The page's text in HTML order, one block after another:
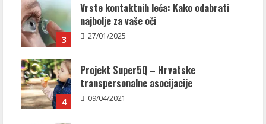
3
Vrste kontaktnih leća: Kako odabrati
najbolje za vaše oči
27/01/2025
4
Projekt Super5Q – Hrvatske
transpersonalne asocijacije
09/04/2021